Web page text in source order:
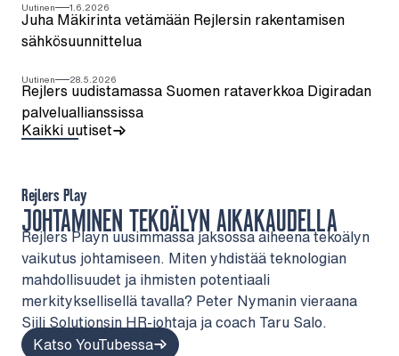
Uutinen 1.6.2026
Juha Mäkirinta vetämään Rejlersin rakentamisen
sähkösuunnittelua
Uutinen 28.5.2026
Rejlers uudistamassa Suomen rataverkkoa Digiradan
palveluallianssissa
Kaikki uutiset
JOHTAMINEN TEKOÄLYN AIKAKAUDELLA
Rejlers Play
Rejlers Playn uusimmassa jaksossa aiheena tekoälyn
vaikutus johtamiseen. Miten yhdistää teknologian
mahdollisuudet ja ihmisten potentiaali
merkityksellisellä tavalla? Peter Nymanin vieraana
Siili Solutionsin HR-johtaja ja coach Taru Salo.
Katso YouTubessa